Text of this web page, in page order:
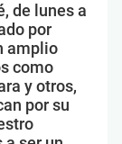
de lunes a
por
amplio
como
y otros,
por su